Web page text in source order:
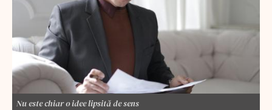
Nu este chiar o idee lipsită de sens